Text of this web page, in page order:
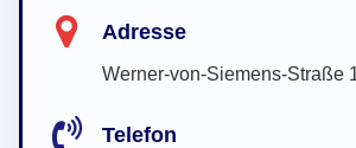
Adresse
Werner-von-Siemens-Straße
Telefon